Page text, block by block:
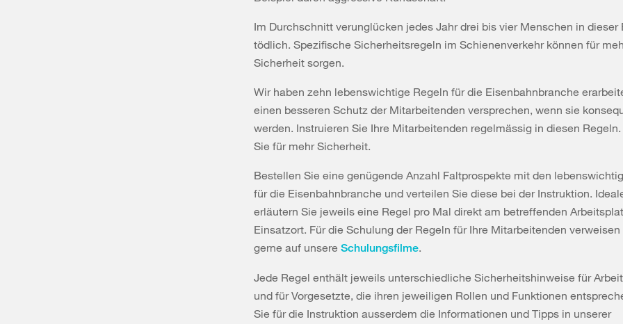
Im Durchschnitt verunglücken jedes Jahr drei bis vier Menschen in dieser
tödlich. Spezifische Sicherheitsregeln im Schienenverkehr können für
Sicherheit sorgen.
Wir haben zehn lebenswichtige Regeln für die Eisenbahnbranche
einen besseren Schutz der Mitarbeitenden versprechen, wenn sie
werden. Instruieren Sie Ihre Mitarbeitenden regelmässig in diesen Regeln.
Sie für mehr Sicherheit.
Bestellen Sie eine genügende Anzahl Faltprospekte mit den
für die Eisenbahnbranche und verteilen Sie diese bei der Instruktion.
erläutern Sie jeweils eine Regel pro Mal direkt am betreffenden
Einsatzort. Für die Schulung der Regeln für Ihre Mitarbeitenden verweisen
gerne auf unsere Schulungsfilme.
Jede Regel enthält jeweils unterschiedliche Sicherheitshinweise für
und für Vorgesetzte, die ihren jeweiligen Rollen und Funktionen
Sie für die Instruktion ausserdem die Informationen und Tipps in unserer